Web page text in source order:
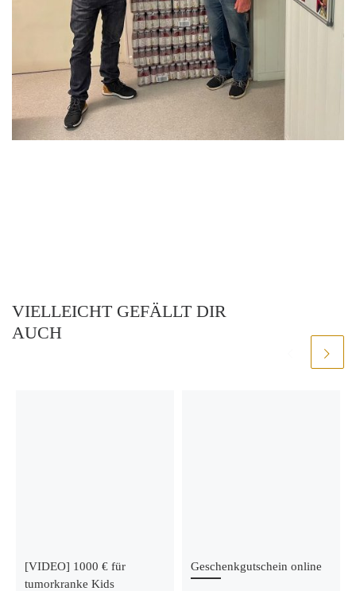
VIELLEICHT GEFÄLLT DIR
AUCH
[VIDEO] 1000 € für
tumorkranke Kids
Geschenkgutschein online